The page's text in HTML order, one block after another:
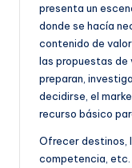
D
is
presenta un
donde se hacía
contenido de
las propuestas de
preparan,
decidirse, el
recurso básico
Ofrecer destinos,
competencia, etc.